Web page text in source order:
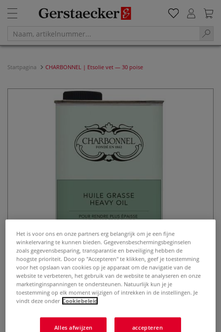
Startpagina CHARBONNEL | Etsolie vet — 30 poise
CHARBONNEL | Etsolie vet — 30
poise
Het is voor ons en onze partners erg belangrijk om je een fijne
winkelervaring te kunnen bieden. Gegevensbeschermingsbeginselen
zoals gegevensbesparing, transparantie en beveiliging hebben de
hoogste prioriteit. Door op "Accepteren" te klikken, geef je toestemming
voor het opslaan van cookies op je apparaat om de navigatie van de
website te verbeteren, het gebruik van de website te analyseren en onze
marketinginspanningen te ondersteunen. Natuurlijk kun je je
toestemming op elk moment wijzigen of intrekken in de instellingen. Je
vindt deze onder Cookiebeleid
Alles afwijzen accepteren